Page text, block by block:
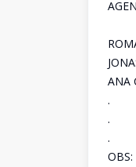
ANA
.
.
.